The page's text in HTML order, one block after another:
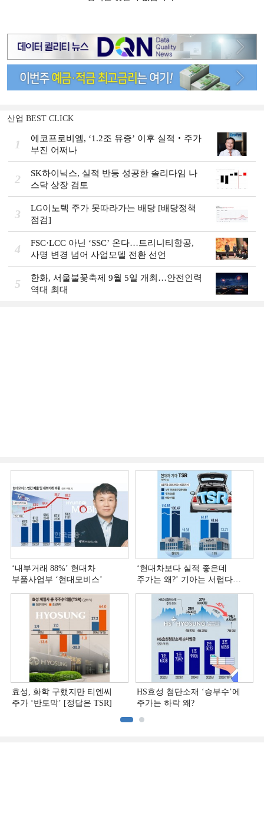
산업 BEST CLICK
1
에코프로비엠, ‘1.2조 유증’ 이후 실적‧주가
부진 어쩌나
2
SK하이닉스, 실적 반등 성공한 솔리다임 나
스닥 상장 검토
3
LG이노텍 주가 못따라가는 배당 [배당정책
점검]
4
FSC·LCC 아닌 ‘SSC’ 온다…트리니티항공,
사명 변경 넘어 사업모델 전환 선언
5
한화, 서울불꽃축제 9월 5일 개최…안전인력
역대 최대
‘내부거래 88%ʼ 현대차
부품사업부 ‘현대모비스ʼ
‘현대차보다 실적 좋은데
주가는 왜?ʼ 기아는 서럽다
효성, 화학 구했지만 티엔씨
주가 ‘반토막’ [정답은 TSR]
HS효성 첨단소재 ‘승부수’에
주가는 하락 왜?